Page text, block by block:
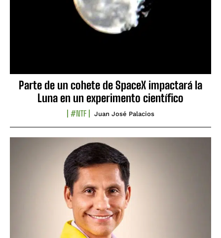
Parte de un cohete de SpaceX impactará la
Luna en un experimento científico
#NTF Juan José Palacios